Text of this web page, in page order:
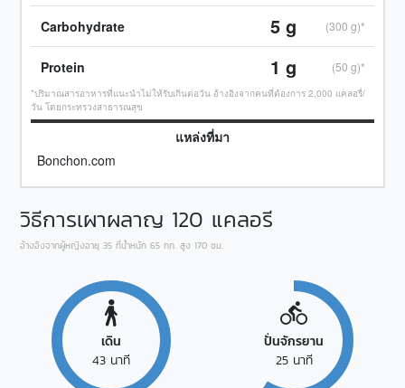
วิธีการเผาผลาญ 120 แคลอรี
อ้างอิงจากผู้หญิงอายุ 35 ที่น้ำหนัก 65 กก. สูง 170 ซม.
เดิน
43 นาที
ปั่นจักรยาน
25นาที
Carbohydrate 5g (300 g)*
Protein 1 g (50 g)*
*ปริมาณสารอาหารที่แนะนำไม่ให้รับเกินต่อวัน อ้างอิงจากคนที่ต้องการ 2,000 แคลอรี่/
วัน โดยกระทรวงสาธารณสุข
แหล่งที่มา
Bonchon.com